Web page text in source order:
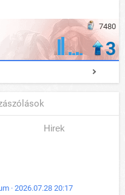
7480
3
Hirek
· 2026.07.28 20:17